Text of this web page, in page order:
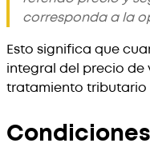
corresponda a la
Esto significa que
integral del precio de
tratamiento